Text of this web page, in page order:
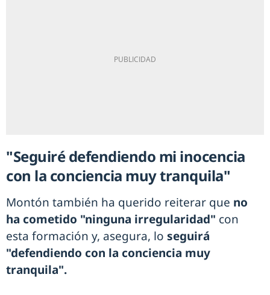
"Seguiré defendiendo mi inocencia
con la conciencia muy tranquila"
Montón también ha querido reiterar que no
ha cometido "ninguna irregularidad" con
esta formación y, asegura, lo seguirá
"defendiendo con la conciencia muy
tranquila".